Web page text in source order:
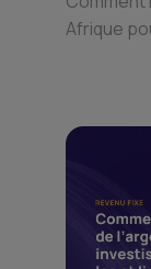
Afrique